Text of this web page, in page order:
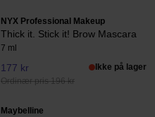
NYX Professional Makeup
Thick it. Stick it! Brow Mascara
7 ml
177 kr
Ordinær pris 196 kr
Ikke på lager
Maybelline